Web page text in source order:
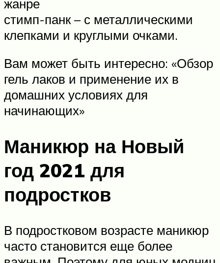
жанре
стимп-панк – с металлическими
клепками и круглыми очками.
Вам может быть интересно: «Обзор
гель лаков и применение их в
домашних условиях для
начинающих»
Маникюр на Новый
год 2021 для
подростков
В подростковом возрасте маникюр
часто становится еще более